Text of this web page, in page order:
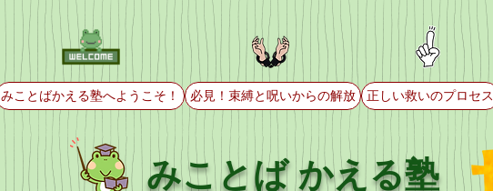
みことばかえる塾へようこそ！ 必見！束縛と呪いからの解放 正しい救いのプロセス
みことば かえる塾